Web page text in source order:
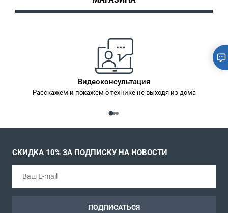
Видеоконсультация
Расскажем и покажем о технике не выходя из дома
СКИДКА 10% ЗА ПОДПИСКУ НА НОВОСТИ
ПОДПИСАТЬСЯ